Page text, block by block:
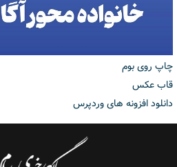
چاپ روی بوم
قاب عکس
دانلود افزونه های وردپرس